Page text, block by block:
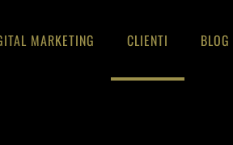
MARKETING CLIENTI BLOG